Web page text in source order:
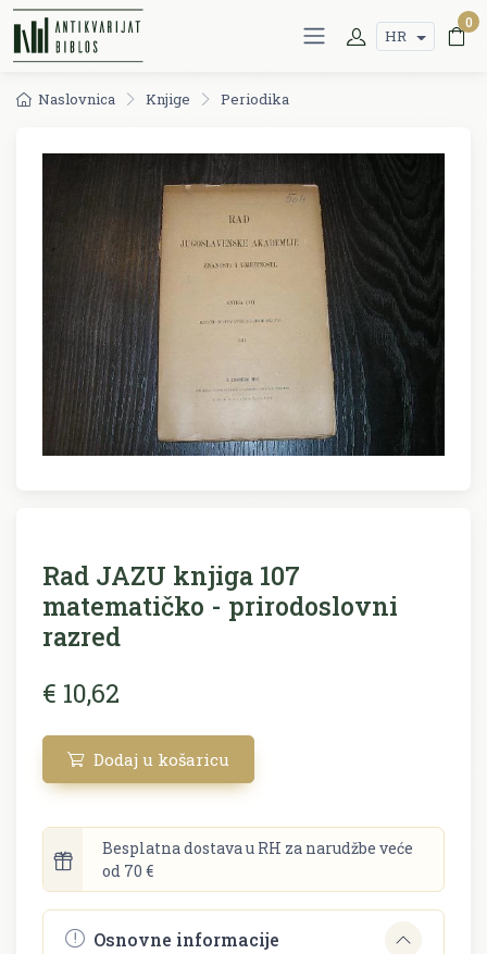
HR
0
Naslovnica Knjige Periodika
Rad JAZU knjiga 107
matematičko - prirodoslovni
razred
€ 10,62
Dodaj u košaricu
Besplatna dostava u RH za narudžbe veće
od 70 €
Osnovne informacije